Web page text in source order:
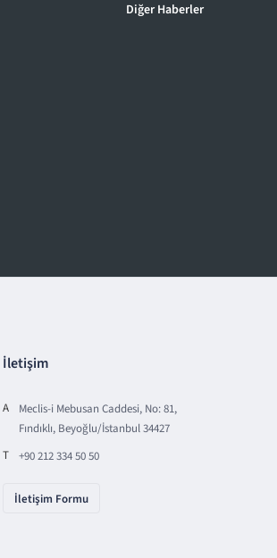
Diğer Haberler
İletişim
A
Meclis-i Mebusan Caddesi, No: 81,
Fındıklı, Beyoğlu/İstanbul 34427
T
+90 212 334 50 50
İletişim Formu